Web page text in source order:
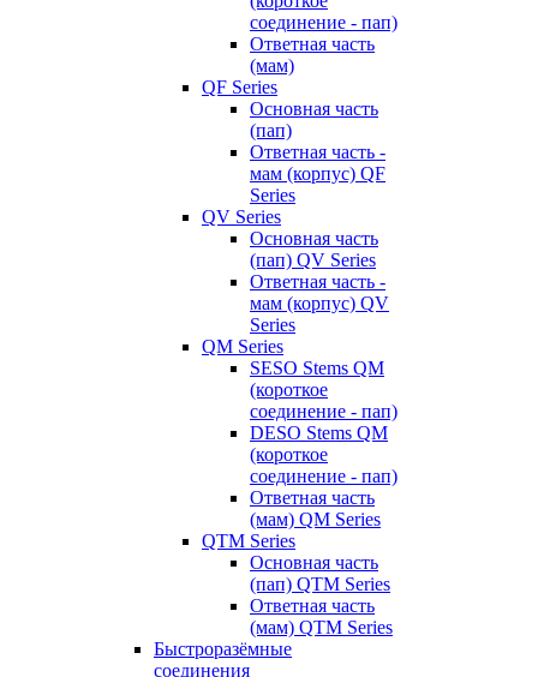
соединение - пап)
Ответная часть
(мам)
QF Series
Основная часть
(пап)
Ответная часть -
мам (корпус) QF
Series
QV Series
Основная часть
(пап) QV Series
Ответная часть -
мам (корпус) QV
Series
QM Series
SESO Stems QM
(короткое
соединение - пап)
DESO Stems QM
(короткое
соединение - пап)
Ответная часть
(мам) QM Series
QTM Series
Основная часть
(пап) QTM Series
Ответная часть
(мам) QTM Series
Быстроразёмные
соединения